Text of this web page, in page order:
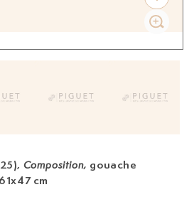
Composition, gouache
cm